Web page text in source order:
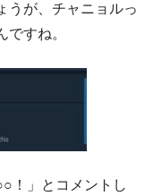
うが、チャニョルっ
すね。
！」とコメントし